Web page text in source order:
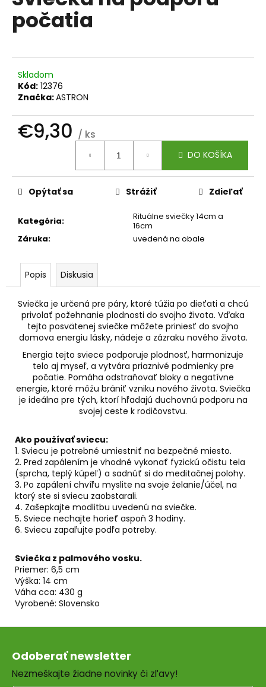
5
počatia
Skladom
Kód: 12376
Značka:ASTRON
€9,30 / ks
DO KOŠÍKA
Kategória:
Rituálne sviečky 14cm a
16cm
Záruka: uvedená na obale
Opýtať sa Strážiť Zdieľať
Popis Diskusia
Sviečka je určená pre páry, ktoré túžia po dieťati a chcú
privolať požehnanie plodnosti do svojho života. Vďaka
tejto posvätenej sviečke môžete priniesť do svojho
domova energiu lásky, nádeje a zázraku nového života.
Energia tejto sviece podporuje plodnosť, harmonizuje
telo aj myseľ, a vytvára priaznivé podmienky pre
počatie. Pomáha odstraňovať bloky a negatívne
energie, ktoré môžu brániť vzniku nového života. Sviečka
je ideálna pre tých, ktorí hľadajú duchovnú podporu na
svojej ceste k rodičovstvu.
Ako používať sviecu:
1. Sviecu je potrebné umiestniť na bezpečné miesto.
2. Pred zapálením je vhodné vykonať fyzickú očistu tela
(sprcha, teplý kúpeľ) a sadnúť si do meditačnej polohy.
3. Po zapálení chvíľu myslite na svoje želanie/účel, na
ktorý ste si sviecu zaobstarali.
4. Zašepkajte modlitbu uvedenú na sviečke.
5. Sviece nechajte horieť aspoň 3 hodiny.
6. Sviecu zapaľujte podľa potreby.
Sviečka z palmového vosku.
Priemer: 6,5 cm
Výška: 14 cm
Váha cca: 430 g
Vyrobené: Slovensko
á
j
ť
?
O
p
o
e
AGARICUS
TOBOLKY
€31,60
Z
Odoberať newsletter
Nezmeškajte žiadne novinky či zľavy!